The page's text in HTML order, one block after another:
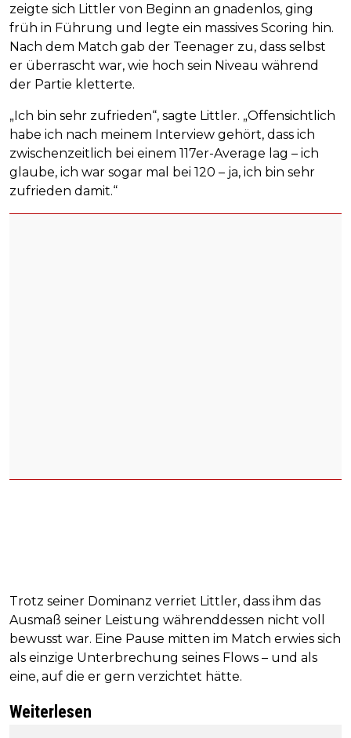
zeigte sich Littler von Beginn an gnadenlos, ging
früh in Führung und legte ein massives Scoring hin.
Nach dem Match gab der Teenager zu, dass selbst
er überrascht war, wie hoch sein Niveau während
der Partie kletterte.
„Ich bin sehr zufrieden“, sagte Littler. „Offensichtlich
habe ich nach meinem Interview gehört, dass ich
zwischenzeitlich bei einem 117er-Average lag – ich
glaube, ich war sogar mal bei 120 – ja, ich bin sehr
zufrieden damit.“
Trotz seiner Dominanz verriet Littler, dass ihm das
Ausmaß seiner Leistung währenddessen nicht voll
bewusst war. Eine Pause mitten im Match erwies sich
als einzige Unterbrechung seines Flows – und als
eine, auf die er gern verzichtet hätte.
Weiterlesen